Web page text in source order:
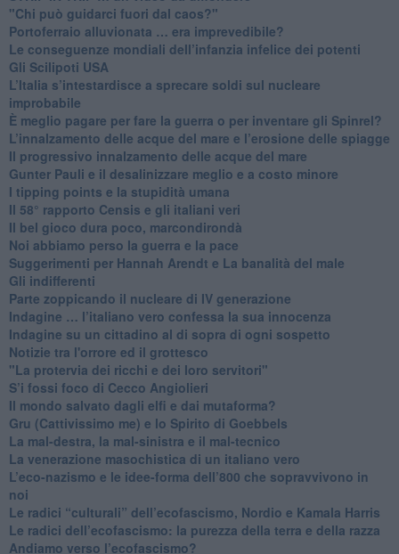
"Chi può guidarci fuori dal caos?"
​Portoferraio alluvionata … era imprevedibile?
Le conseguenze mondiali dell’infanzia infelice dei potenti
​Gli Scilipoti USA
L’Italia s’intestardisce a sprecare soldi sul nucleare
improbabile
È meglio pagare per fare la guerra o per inventare gli Spinrel?
​L’innalzamento delle acque del mare e l’erosione delle spiagge
​Il progressivo innalzamento delle acque del mare
​Gunter Pauli e il desalinizzare meglio e a costo minore
I tipping points e la stupidità umana
​Il 58° rapporto Censis e gli italiani veri
​Il bel gioco dura poco, marcondirondà
Noi abbiamo perso la guerra e la pace
Suggerimenti per Hannah Arendt e La banalità del male
​Gli indifferenti
Parte zoppicando il nucleare di IV generazione
​Indagine … l’italiano vero confessa la sua innocenza
Indagine su un cittadino al di sopra di ogni sospetto
Notizie tra l'orrore ed il grottesco
"La protervia dei ricchi e dei loro servitori"
S’i fossi foco di Cecco Angiolieri
​Il mondo salvato dagli elfi e dai mutaforma?
Gru (Cattivissimo me) e lo Spirito di Goebbels
​La mal-destra, la mal-sinistra e il mal-tecnico
​La venerazione masochistica di un italiano vero
​L’eco-nazismo e le idee-forma dell’800 che sopravvivono in
noi
​Le radici “culturali” dell’ecofascismo, Nordio e Kamala Harris
Le radici dell’ecofascismo: la purezza della terra e della razza
Andiamo verso l’ecofascismo?